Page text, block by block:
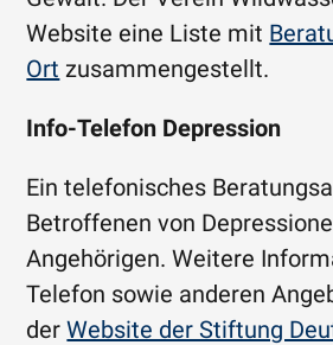
Website eine Liste mit
Ort zusammengestellt.
Info-Telefon Depression
Ein telefonisches
Betroffenen von
Angehörigen. Weitere
Telefon sowie anderen
derWebsite der Stiftung